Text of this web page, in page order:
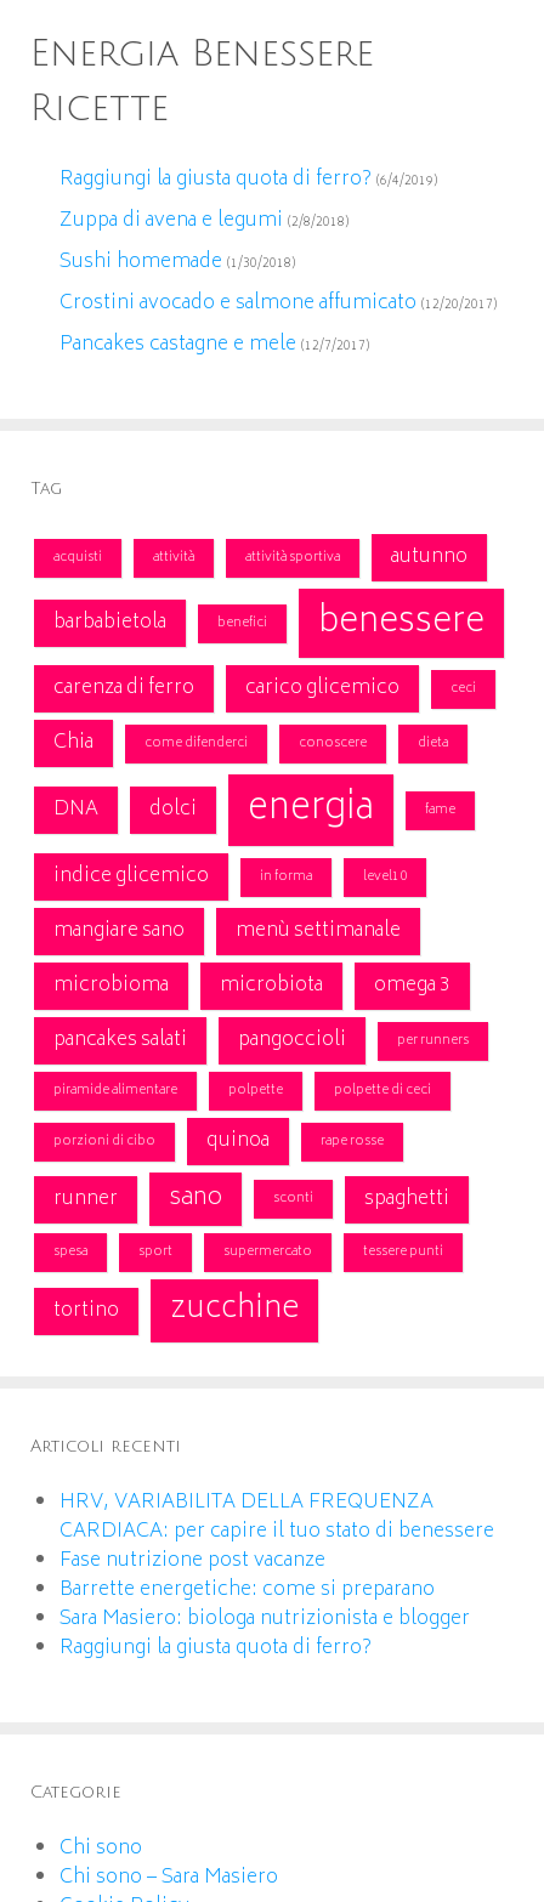
Energia Benessere
Ricette
Raggiungi la giusta quota di ferro? (6/4/2019)
Zuppa di avena e legumi (2/8/2018)
Sushi homemade (1/30/2018)
Crostini avocado e salmone affumicato (12/20/2017)
Pancakes castagne e mele (12/7/2017)
Tag
acquisti attività attività sportiva
autunno
barbabietola
benefici benessere
carenza di ferro carico glicemico ceci
Chia come difenderci conoscere dieta
DNA dolci energia fame
indice glicemico in forma level10
mangiare sano
menù settimanale
microbioma
microbiota
omega 3
pancakes salati
pangoccioli per runners
piramide alimentare polpette polpette di ceci
porzioni di cibo quinoa rape rosse
runner sano sconti spaghetti
spesa sport supermercato tessere punti
tortino zucchine
Articoli recenti
HRV, VARIABILITA DELLA FREQUENZA
CARDIACA: per capire il tuo stato di benessere
Fase nutrizione post vacanze
Barrette energetiche: come si preparano
Sara Masiero: biologa nutrizionista e blogger
Raggiungi la giusta quota di ferro?
Categorie
Chi sono
Chi sono – Sara Masiero